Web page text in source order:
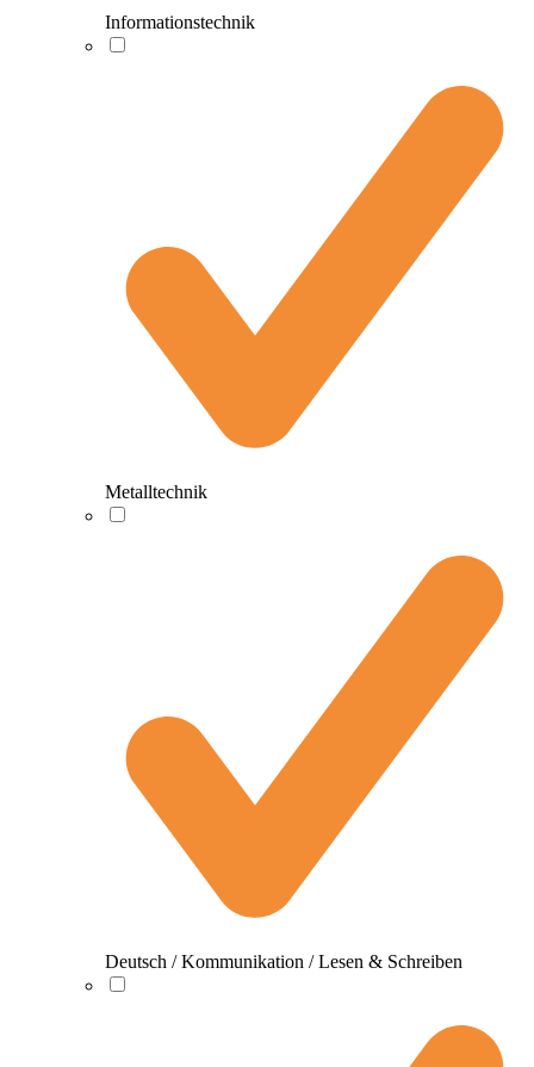
Informationstechnik
Metalltechnik
Deutsch / Kommunikation / Lesen & Schreiben